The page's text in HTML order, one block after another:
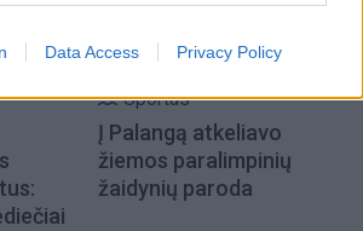
Data Access Privacy Policy
Sportas
Į Palangą atkeliavo
žiemos paralimpinių
žaidynių paroda